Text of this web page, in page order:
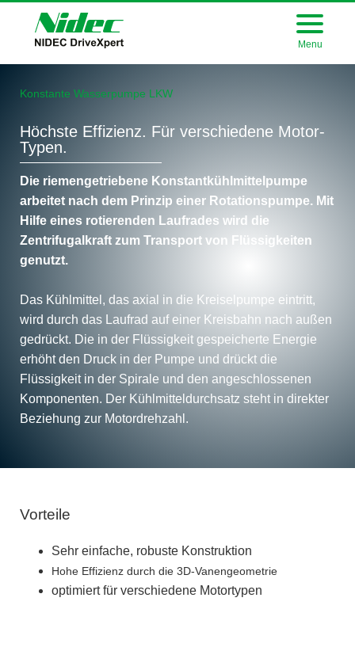
Menu
Konstante Wasserpumpe LKW
Höchste Effizienz. Für verschiedene Motor-
Typen.
Die riemengetriebene Konstantkühlmittelpumpe
arbeitet nach dem Prinzip einer Rotationspumpe. Mit
Hilfe eines rotierenden Laufrades wird die
Zentrifugalkraft zum Transport von Flüssigkeiten
genutzt.
Das Kühlmittel, das axial in die Kreiselpumpe eintritt,
wird durch das Laufrad auf einer Kreisbahn nach außen
gedrückt. Die in der Flüssigkeit gespeicherte Energie
erhöht den Druck in der Pumpe und drückt die
Flüssigkeit in der Spirale und den angeschlossenen
Komponenten. Der Kühlmitteldurchsatz steht in direkter
Beziehung zur Motordrehzahl.
Vorteile
Sehr einfache, robuste Konstruktion
Hohe Effizienz durch die 3D-Vanengeometrie
optimiert für verschiedene Motortypen